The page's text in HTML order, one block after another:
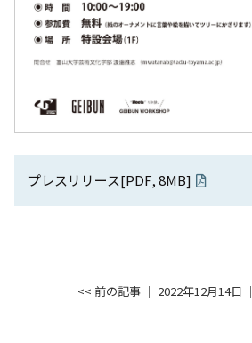
プレスリリース[PDF, 8MB]
<< 前の記事│ 2022年12月14日 │